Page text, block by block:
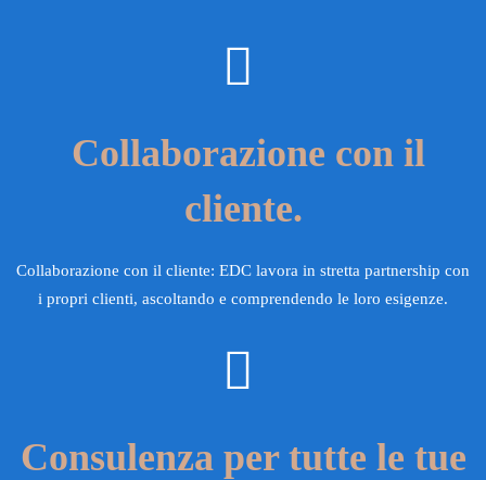
Collaborazione con il
cliente.
Collaborazione con il cliente: EDC lavora in stretta partnership con
i propri clienti, ascoltando e comprendendo le loro esigenze.
Consulenza per tutte le tue